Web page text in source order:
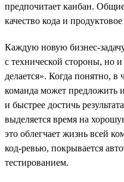
предпочитает канбан.
качество кода и
Каждую новую бизнес-
с технической стороны, но
делается». Когда понятно,
команда может предложить
и быстрее достичь
выделяется время на
это облегчает жизнь всей
код-ревью, покрывается
тестированием.